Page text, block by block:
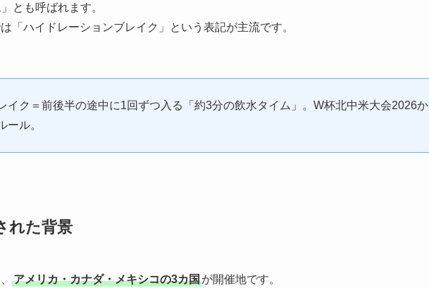
とも呼ばれます。
「ハイドレーションブレイク」という表記が主流です。
イク＝前後半の途中に1回ずつ入る「約3分の飲水タイム」。W杯北中米大会2026か
ール。
れた背景
アメリカ・カナダ・メキシコの3カ国が開催地です。